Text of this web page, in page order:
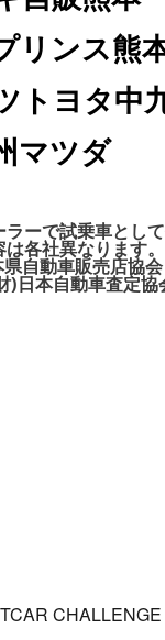
リンス熊
トヨタ中
マツダ
ーで試乗車とし
各社異なります
自動車販売店協
)日本自動車査定協